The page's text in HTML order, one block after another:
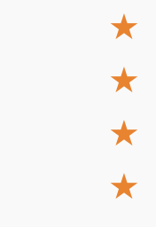
★
★
★
★